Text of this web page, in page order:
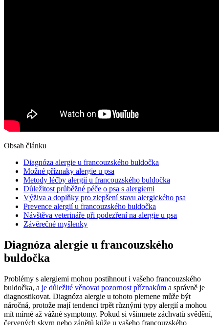
Obsah článku
Diagnóza alergie u francouzského buldočka
Možné příznaky alergie u psa
Metody léčby alergií u francouzského buldočka
Důležitost průběžné péče o psa s alergiemi
Výživa a doplňky pro zlepšení stavu alergického psa
Prevence alergií u francouzského buldočka
Návštěva veterináře při podezření na alergie u psa
Závěrečné myšlenky
Diagnóza alergie u francouzského
buldočka
Problémy s alergiemi mohou postihnout i vašeho francouzského
buldočka, a je důležité věnovat pozornost příznakům a správně je
diagnostikovat. Diagnóza alergie u tohoto plemene může být
náročná, protože mají tendenci trpět různými typy alergií a mohou
mít mírné až vážné symptomy. Pokud si všimnete záchvatů svědění,
červených skvrn nebo zánětů kůže u vašeho francouzského